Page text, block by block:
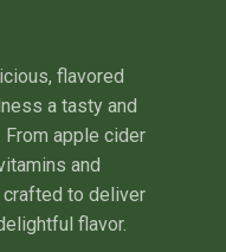
flavored
a tasty and
apple cider
and
to deliver
flavor.